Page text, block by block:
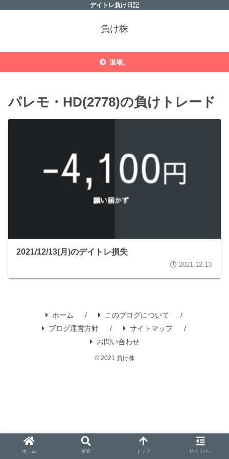
デイトレ負け日記
負け株
退場。
パレモ・HD(2778)の負けトレード
2021/12/13(月)のデイトレ損失
2021.12.13
ホーム
このブログについて
ブログ運営方針
サイトマップ
お問い合わせ
© 2021 負け株
ホーム 検索 トップ サイドバー